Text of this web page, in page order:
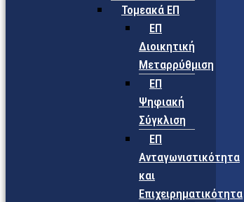
Τομεακά ΕΠ
ΕΠ
Διοικητική
Μεταρρύθμιση
ΕΠ
Ψηφιακή
Σύγκλιση
ΕΠ
Ανταγωνιστικότητα
και
Επιχειρηματικότητα